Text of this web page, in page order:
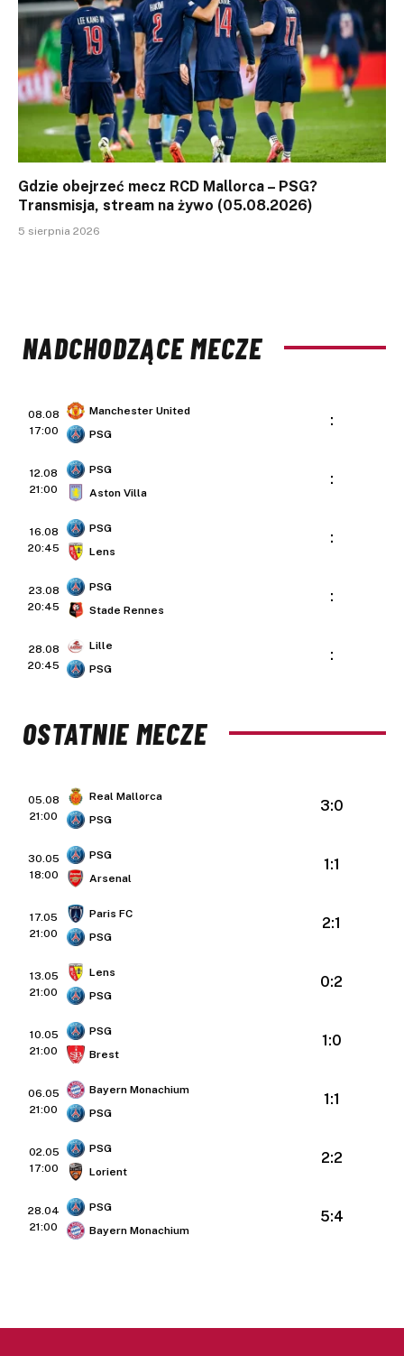
Gdzie obejrzeć mecz RCD Mallorca – PSG?
Transmisja, stream na żywo (05.08.2026)
5 sierpnia 2026
NADCHODZĄCE MECZE
08.08
17:00
Manchester United
PSG
:
12.08
21:00
PSG
Aston Villa
:
16.08
20:45
PSG
Lens
:
23.08
20:45
PSG
Stade Rennes
:
28.08
20:45
Lille
PSG
:
OSTATNIE MECZE
05.08
21:00
Real Mallorca
PSG
3:0
30.05
18:00
PSG
Arsenal
1:1
17.05
21:00
Paris FC
PSG
2:1
13.05
21:00
Lens
PSG
0:2
10.05
21:00
PSG
Brest
1:0
06.05
21:00
Bayern Monachium
PSG
1:1
02.05
17:00
PSG
Lorient
2:2
28.04
21:00
PSG
Bayern Monachium
5:4